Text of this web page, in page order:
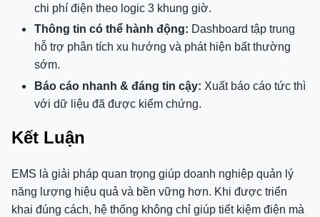
chi phí điện theo logic 3 khung giờ.
Thông tin có thể hành động: Dashboard tập trung
hỗ trợ phân tích xu hướng và phát hiện bất thường
sớm.
Báo cáo nhanh & đáng tin cậy: Xuất báo cáo tức thì
với dữ liệu đã được kiểm chứng.
Kết Luận
EMS là giải pháp quan trọng giúp doanh nghiệp quản lý
năng lượng hiệu quả và bền vững hơn. Khi được triển
khai đúng cách, hệ thống không chỉ giúp tiết kiệm điện mà